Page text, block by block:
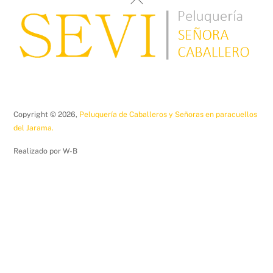
To
Copyright ©2026, Peluquería de Caballeros y Señoras en paracuellos
del Jarama.
Realizado por W-B